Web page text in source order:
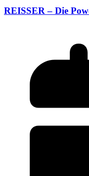
REISSER – Die